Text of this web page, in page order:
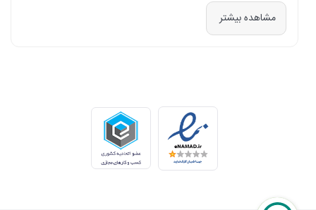
فناوری‌های نوین وابسته‌اند، دسترسی به ابزارهای کارآمد و قابل اعتماد یک
ما، ارائه راهکارهای جامع، از مشاوره پیش از خرید تا پشتیبانی پس از فروش،
برای سازمان‌ها، شرکت‌ها و کاربران خانگی است.
طیف کاملی از محصولات برای هر نیازی
ما در جهان چاپگر، مجموعه‌ای گسترده از برترین برندهای جهانی را گرد هم
بهره‌وری و کیفیت را برای شما به ارمغان می‌آورند:
مشاهده بیشتر